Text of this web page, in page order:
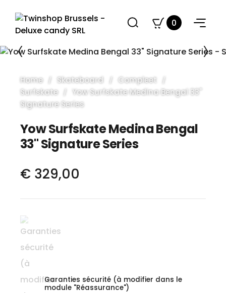
0
Home Skateboard
Compleet
Surfskate
Yow Surfskate Medina Bengal 33"
Signature Series
Yow Surfskate Medina Bengal
33" Signature Series
€ 329,00
Garanties sécurité (à modifier dans le
module "Réassurance")